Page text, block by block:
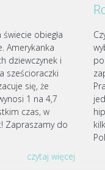
obiegła
Amerykanka
dziewczynek i
sześcioraczki
się, że
1 na 4,7
czas, w
Zapraszamy do
czytaj więcej